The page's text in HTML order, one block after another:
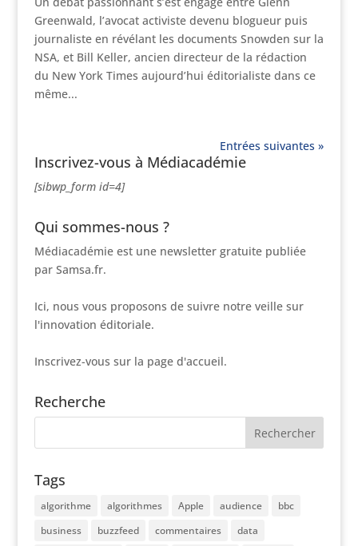
Greenwald, l’avocat activiste devenu blogueur puis
journaliste en révélant les documents Snowden sur la
NSA, et Bill Keller, ancien directeur de la rédaction
du New York Times aujourd’hui éditorialiste dans ce
même...
Entrées suivantes »
Inscrivez-vous à Médiacadémie
[sibwp_form id=4]
Qui sommes-nous ?
Médiacadémie est une newsletter gratuite publiée
par Samsa.fr.
Ici, nous vous proposons de suivre notre veille sur
l'innovation éditoriale.
Inscrivez-vous sur la page d'accueil.
Recherche
Tags
algorithme algorithmes Apple audience
bbc
business
buzzfeed commentaires
data